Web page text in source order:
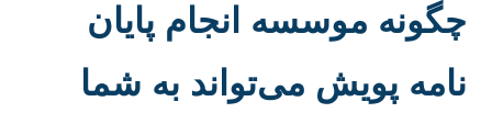
چگونه موسسه انجام پایان
نامه پویش می‌تواند به شما